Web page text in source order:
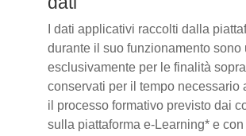
I dati applicativi raccolti dalla
durante il suo funzionamento sono
esclusivamente per le finalità
conservati per il tempo necessario
il processo formativo previsto dai
sulla piattaforma e-Learning* e